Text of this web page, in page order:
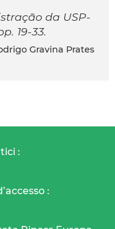
da USP-
19-33.
Gravina Prates
:
: